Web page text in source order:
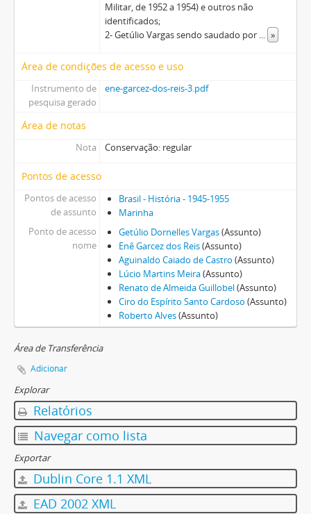
Militar, de 1952 a 1954) e outros não
identificados;
2- Getúlio Vargas sendo saudado por ... »
Área de condições de acesso e uso
Instrumento de
pesquisa gerado
ene-garcez-dos-reis-3.pdf
Área de notas
Nota Conservação: regular
Pontos de acesso
Pontos de acesso
de assunto
Brasil - História - 1945-1955
Marinha
Ponto de acesso
nome
Getúlio Dornelles Vargas(Assunto)
Enê Garcez dos Reis(Assunto)
Aguinaldo Caiado de Castro (Assunto)
Lúcio Martins Meira(Assunto)
Renato de Almeida Guillobel(Assunto)
Ciro do Espírito Santo Cardoso (Assunto)
Roberto Alves(Assunto)
Área de Transferência
Adicionar
Explorar
Relatórios
Navegar como lista
Exportar
Dublin Core 1.1 XML
EAD 2002 XML